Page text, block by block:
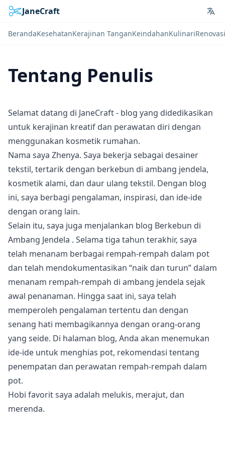
JaneCraft
BerandaKesehatanKerajinan TanganKeindahanKulinariRenovasi
Tentang Penulis
Selamat datang di JaneCraft - blog yang didedikasikan
untuk kerajinan kreatif dan perawatan diri dengan
menggunakan kosmetik rumahan.
Nama saya Zhenya. Saya bekerja sebagai desainer
tekstil, tertarik dengan berkebun di ambang jendela,
kosmetik alami, dan daur ulang tekstil. Dengan blog
ini, saya berbagi pengalaman, inspirasi, dan ide-ide
dengan orang lain.
Selain itu, saya juga menjalankan blog Berkebun di
Ambang Jendela . Selama tiga tahun terakhir, saya
telah menanam berbagai rempah-rempah dalam pot
dan telah mendokumentasikan “naik dan turun” dalam
menanam rempah-rempah di ambang jendela sejak
awal penanaman. Hingga saat ini, saya telah
memperoleh pengalaman tertentu dan dengan
senang hati membagikannya dengan orang-orang
yang seide. Di halaman blog, Anda akan menemukan
ide-ide untuk menghias pot, rekomendasi tentang
penempatan dan perawatan rempah-rempah dalam
pot.
Hobi favorit saya adalah melukis, merajut, dan
merenda.